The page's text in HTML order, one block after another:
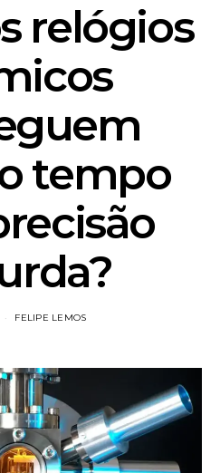
relógios
tempo
FELIPE LEMOS